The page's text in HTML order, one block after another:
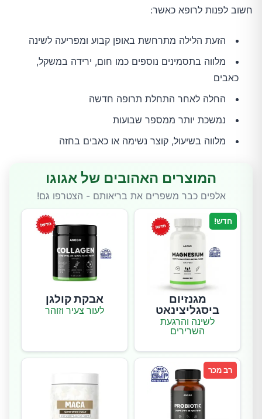
חשוב לפנות לרופא כאשר:
הזעת הלילה מתרחשת באופן קבוע ומפריעה לשינה
מלווה בתסמינים נוספים כמו חום, ירידה במשקל,
כאבים
החלה לאחר התחלת תרופה חדשה
נמשכת יותר ממספר שבועות
מלווה בשיעול, קוצר נשימה או כאבים בחזה
המוצרים האהובים של אגוגו
אלפים כבר משפרים את בריאותם - הצטרפו גם!
חדש!
מגנזיום
ביסגליצינאט
לשינה והרגעת
השרירים
אבקת קולגן
לעור צעיר וזוהר
רב מכר